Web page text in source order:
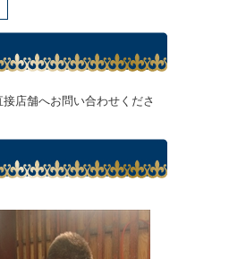
店舗へお問い合わせくださ